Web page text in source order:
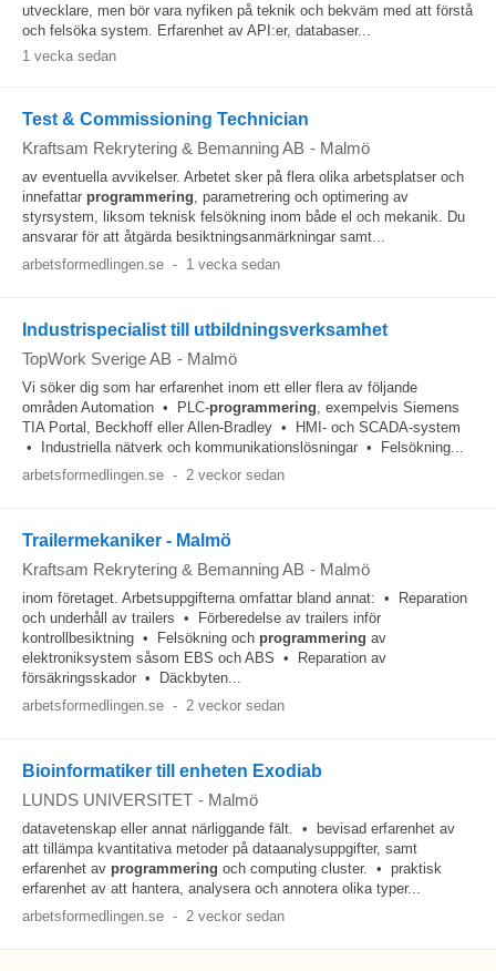
utvecklare, men bör vara nyfiken på teknik och bekväm med att förstå
och felsöka system. Erfarenhet av API:er, databaser...
1 vecka sedan
Test & Commissioning Technician
Kraftsam Rekrytering & Bemanning AB - Malmö
av eventuella avvikelser. Arbetet sker på flera olika arbetsplatser och
innefattar programmering, parametrering och optimering av
styrsystem, liksom teknisk felsökning inom både el och mekanik. Du
ansvarar för att åtgärda besiktningsanmärkningar samt...
arbetsformedlingen.se - 1 vecka sedan
Industrispecialist till utbildningsverksamhet
TopWork Sverige AB - Malmö
Vi söker dig som har erfarenhet inom ett eller flera av följande
områden Automation • PLC-programmering, exempelvis Siemens
TIA Portal, Beckhoff eller Allen-Bradley • HMI- och SCADA-system
• Industriella nätverk och kommunikationslösningar • Felsökning...
arbetsformedlingen.se - 2 veckor sedan
Trailermekaniker - Malmö
Kraftsam Rekrytering & Bemanning AB - Malmö
inom företaget. Arbetsuppgifterna omfattar bland annat: • Reparation
och underhåll av trailers • Förberedelse av trailers inför
kontrollbesiktning • Felsökning och programmering av
elektroniksystem såsom EBS och ABS • Reparation av
försäkringsskador • Däckbyten...
arbetsformedlingen.se - 2 veckor sedan
Bioinformatiker till enheten Exodiab
LUNDS UNIVERSITET - Malmö
datavetenskap eller annat närliggande fält. • bevisad erfarenhet av
att tillämpa kvantitativa metoder på dataanalysuppgifter, samt
erfarenhet av programmering och computing cluster. • praktisk
erfarenhet av att hantera, analysera och annotera olika typer...
arbetsformedlingen.se - 2 veckor sedan